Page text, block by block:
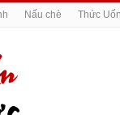
Nấu chè Thức